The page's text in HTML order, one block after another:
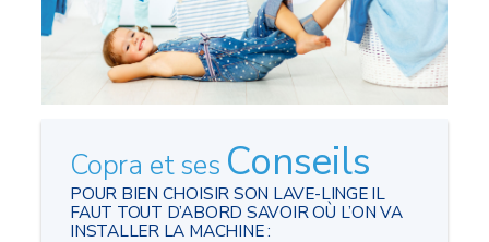
Copra et ses Conseils
POUR BIEN CHOISIR SON LAVE-LINGE IL
FAUT TOUT D’ABORD SAVOIR OÙ L’ON VA
INSTALLER LA MACHINE :